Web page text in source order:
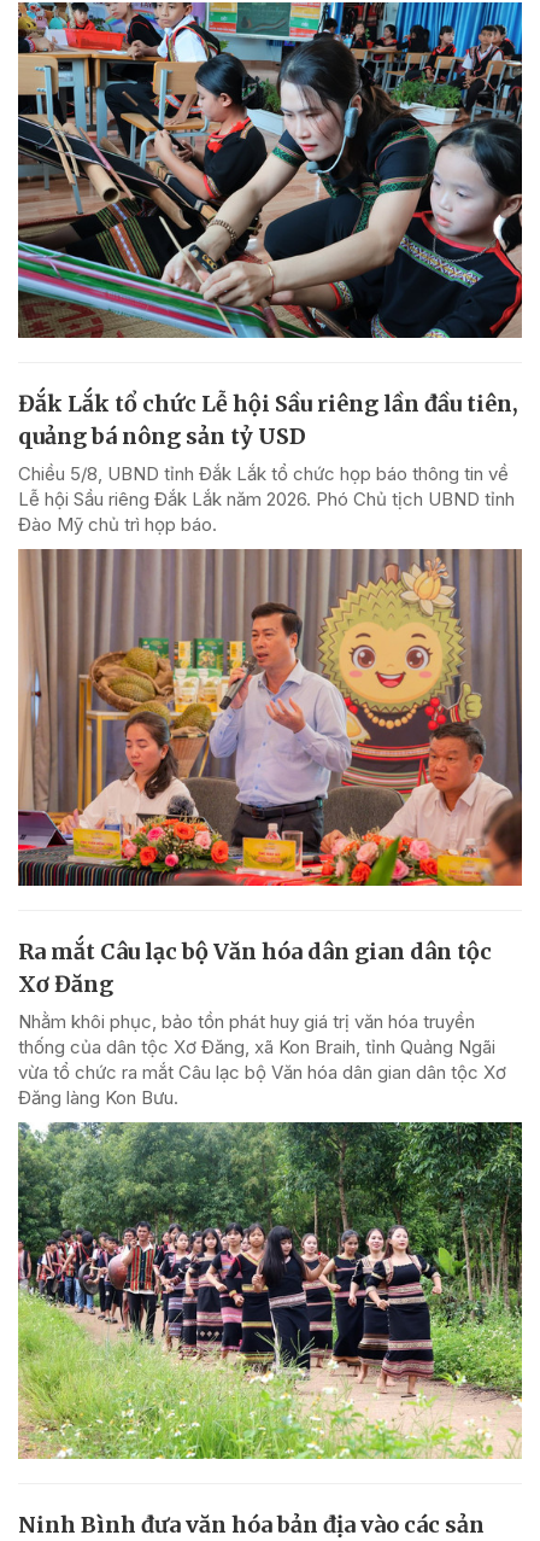
Đắk Lắk tổ chức Lễ hội Sầu riêng lần đầu tiên,
quảng bá nông sản tỷ USD
Chiều 5/8, UBND tỉnh Đắk Lắk tổ chức họp báo thông tin về
Lễ hội Sầu riêng Đắk Lắk năm 2026. Phó Chủ tịch UBND tỉnh
Đào Mỹ chủ trì họp báo.
Ra mắt Câu lạc bộ Văn hóa dân gian dân tộc
Xơ Đăng
Nhằm khôi phục, bảo tồn phát huy giá trị văn hóa truyền
thống của dân tộc Xơ Đăng, xã Kon Braih, tỉnh Quảng Ngãi
vừa tổ chức ra mắt Câu lạc bộ Văn hóa dân gian dân tộc Xơ
Đăng làng Kon Bưu.
Ninh Bình đưa văn hóa bản địa vào các sản